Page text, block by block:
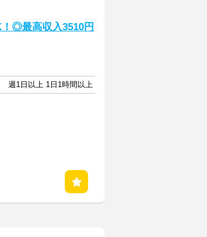
！◎最高収入3510円
週1日以上 1日1時間以上